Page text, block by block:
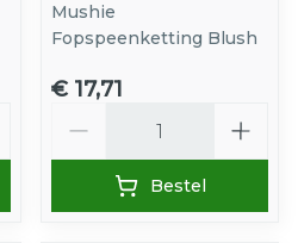
Mushie
Fopspeenketting Blush
€ 17,71
Bestel